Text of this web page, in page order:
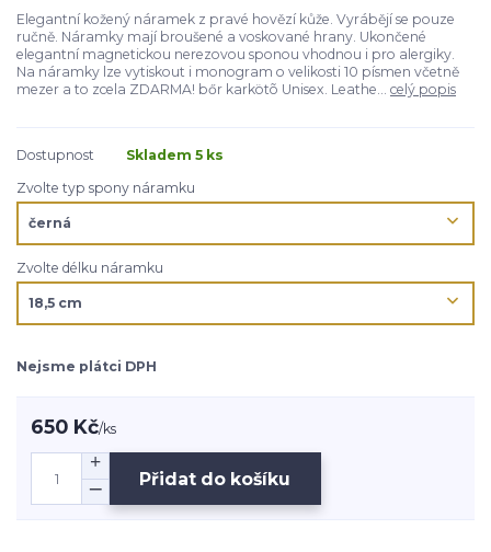
Elegantní kožený náramek z pravé hovězí kůže. Vyrábějí se pouze
ručně. Náramky mají broušené a voskované hrany. Ukončené
elegantní magnetickou nerezovou sponou vhodnou i pro alergiky.
Na náramky lze vytiskout i monogram o velikosti 10 písmen včetně
mezer a to zcela ZDARMA! bőr karkötõ Unisex. Leathe... celý popis
Dostupnost
Skladem 5 ks
Zvolte typ spony náramku
Zvolte délku náramku
Nejsme plátci DPH
650 Kč/ks
Přidat do košíku